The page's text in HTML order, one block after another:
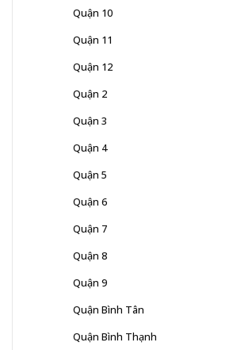
Quận 10
Quận 11
Quận 12
Quận 2
Quận 3
Quận 4
Quận 5
Quận 6
Quận 7
Quận 8
Quận 9
Quận Bình Tân
Quận Bình Thạnh